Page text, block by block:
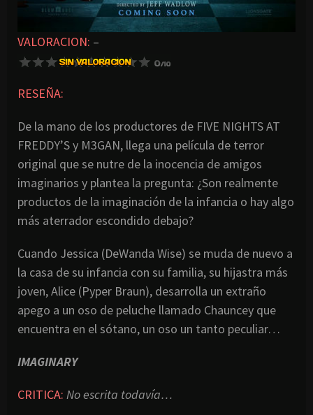
VALORACION: –
RESEÑA:
De la mano de los productores de FIVE NIGHTS AT
FREDDY’S y M3GAN, llega una película de terror
original que se nutre de la inocencia de amigos
imaginarios y plantea la pregunta: ¿Son realmente
productos de la imaginación de la infancia o hay algo
más aterrador escondido debajo?
Cuando Jessica (DeWanda Wise) se muda de nuevo a
la casa de su infancia con su familia, su hijastra más
joven, Alice (Pyper Braun), desarrolla un extraño
apego a un oso de peluche llamado Chauncey que
encuentra en el sótano, un oso un tanto peculiar…
IMAGINARY
CRITICA: No escrita todavía…